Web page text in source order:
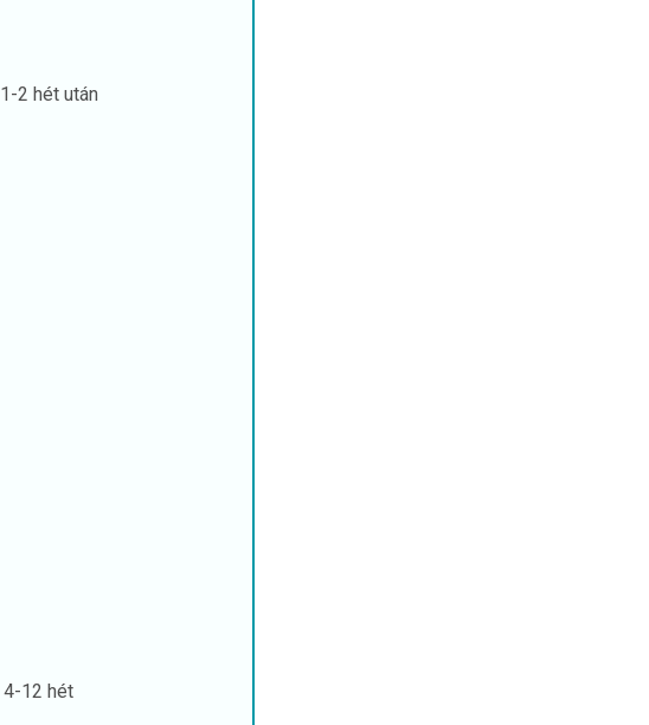
1-2 hét után
4-12 hét